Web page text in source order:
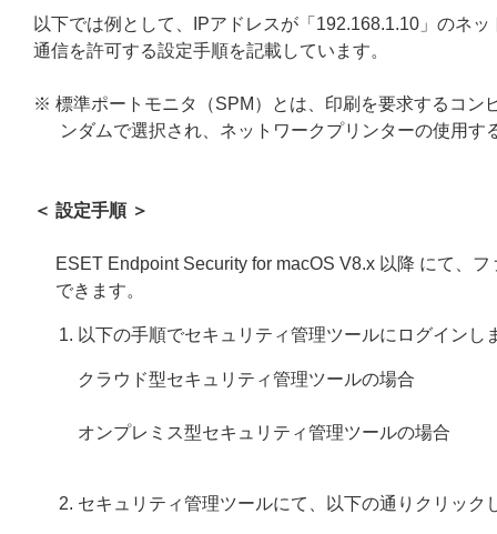
以下では例として、IPアドレスが「192.168.1.10」のネ
通信を許可する設定手順を記載しています。
※ 標準ポートモニタ（SPM）とは、印刷を要求するコン
ンダムで選択され、ネットワークプリンターの使用
＜ 設定手順 ＞
ESET Endpoint Security for macOS V8.x 以降 にて、
できます。
以下の手順でセキュリティ管理ツールにログインし
クラウド型セキュリティ管理ツールの場合
オンプレミス型セキュリティ管理ツールの場合
セキュリティ管理ツールにて、以下の通りクリック